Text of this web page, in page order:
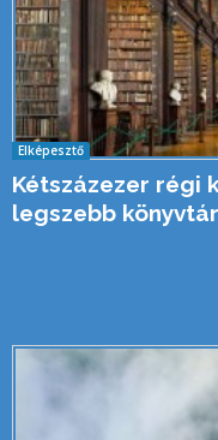
Elképesztő
Kétszázezer régi
legszebb